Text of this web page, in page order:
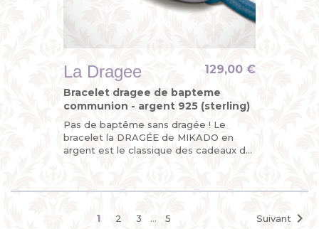
La Dragee
Bracelet dragee de bapteme
communion - argent 925 (sterling)
Pas de baptême sans dragée ! Le
bracelet la DRAGÉE de MIKADO en
argent est le classique des cadeaux de
129,00 €
1 2 3 … 5 Suivant 